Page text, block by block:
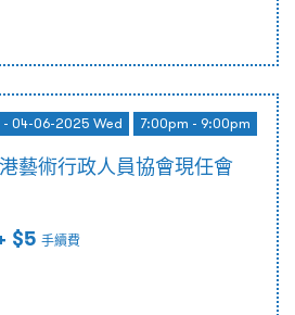
04-06-2025 Wed 7:00pm - 9:00pm
藝術行政人員協會現任會
$5 手續費